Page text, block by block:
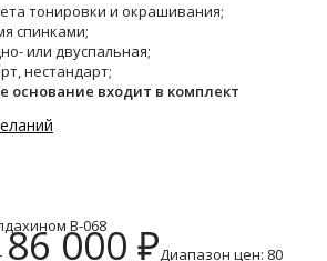
тонировки и окрашивания;
спинками;
или двуспальная;
нестандарт;
основание входит в комплект
B-068
86 000 ₽Диапазон цен: 80